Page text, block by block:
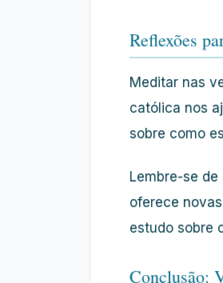
Reflexões
Meditar nas
católica nos
sobre como
Lembre-se
oferece
estudo sobre
Conclusão: